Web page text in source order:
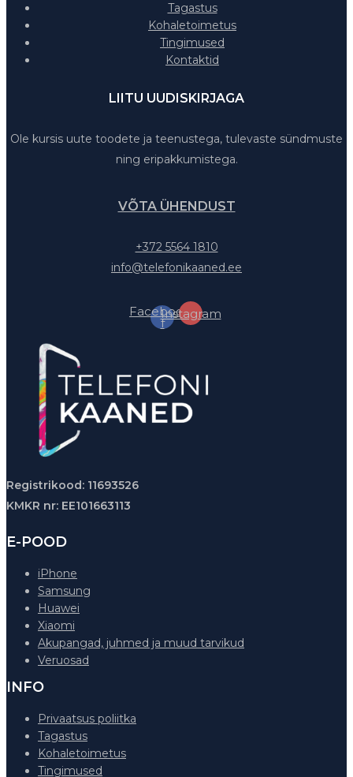
Tagastus
Kohaletoimetus
Tingimused
Kontaktid
LIITU UUDISKIRJAGA
Ole kursis uute toodete ja teenustega, tulevaste sündmuste
ning eripakkumistega.
VÕTA ÜHENDUST
+372 5564 1810
info@telefonikaaned.ee
Facebook-
f
Instagram
Registrikood: 11693526
KMKR nr: EE101663113
E-POOD
iPhone
Samsung
Huawei
Xiaomi
Akupangad, juhmed ja muud tarvikud
Veruosad
INFO
Privaatsus poliitka
Tagastus
Kohaletoimetus
Tingimused